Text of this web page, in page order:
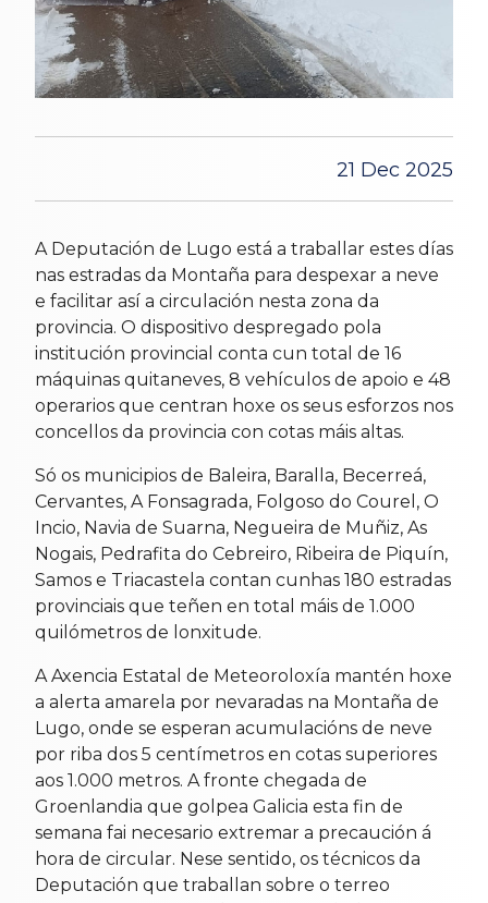
21 Dec 2025
A Deputación de Lugo está a traballar estes días
nas estradas da Montaña para despexar a neve
e facilitar así a circulación nesta zona da
provincia. O dispositivo despregado pola
institución provincial conta cun total de 16
máquinas quitaneves, 8 vehículos de apoio e 48
operarios que centran hoxe os seus esforzos nos
concellos da provincia con cotas máis altas.
Só os municipios de Baleira, Baralla, Becerreá,
Cervantes, A Fonsagrada, Folgoso do Courel, O
Incio, Navia de Suarna, Negueira de Muñiz, As
Nogais, Pedrafita do Cebreiro, Ribeira de Piquín,
Samos e Triacastela contan cunhas 180 estradas
provinciais que teñen en total máis de 1.000
quilómetros de lonxitude.
A Axencia Estatal de Meteoroloxía mantén hoxe
a alerta amarela por nevaradas na Montaña de
Lugo, onde se esperan acumulacións de neve
por riba dos 5 centímetros en cotas superiores
aos 1.000 metros. A fronte chegada de
Groenlandia que golpea Galicia esta fin de
semana fai necesario extremar a precaución á
hora de circular. Nese sentido, os técnicos da
Deputación que traballan sobre o terreo